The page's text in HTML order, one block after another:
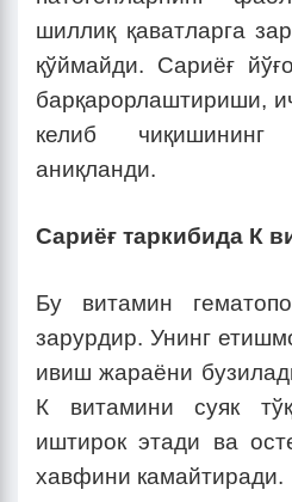
шиллиқ қаватларга
қўймайди. Сариёғ
барқарорлаштириши,
келиб
аниқланди.
Сариёғ таркибида К
Бу витамин
зарурдир. Унинг
ивиш жараёни
К витамини суяк
иштирок этади ва
хавфини камайтиради.